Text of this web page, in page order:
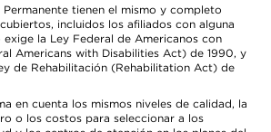
tienen el mismo y completo
incluidos los afiliados con alguna
la Ley Federal de Americanos con
Americans with Disabilities Act) de 1990, y
de Rehabilitación (Rehabilitation Act) de
en cuenta los mismos niveles de calidad, la
o los costos para seleccionar a los